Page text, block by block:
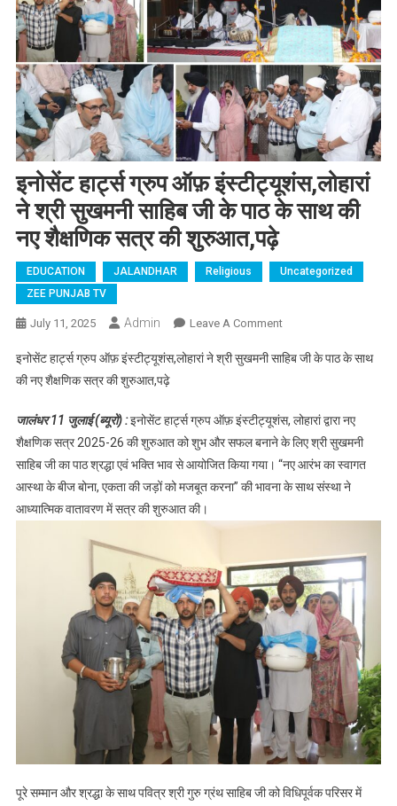
इनोसेंट हार्ट्स ग्रुप ऑफ़ इंस्टीट्यूशंस,लोहारां
ने श्री सुखमनी साहिब जी के पाठ के साथ की
नए शैक्षणिक सत्र की शुरुआत,पढ़े
EDUCATION JALANDHAR Religious
Uncategorized
ZEE PUNJAB TV
July 11, 2025 Admin Leave A CommentOn इनोसेंट हार्ट्स ग्रुप
ने श्री सुखमनी साहिब जी
शुरुआत,पढ़े
इनोसेंट हार्ट्स ग्रुप ऑफ़ इंस्टीट्यूशंस,लोहारां ने श्री सुखमनी साहिब जी के पाठ के साथ
की नए शैक्षणिक सत्र की शुरुआत,पढ़े
जालंधर 11 जुलाई (ब्यूरो) :इनोसेंट हार्ट्स ग्रुप ऑफ़ इंस्टीट्यूशंस, लोहारां द्वारा नए
शैक्षणिक सत्र 2025-26 की शुरुआत को शुभ और सफल बनाने के लिए श्री सुखमनी
साहिब जी का पाठ श्रद्धा एवं भक्ति भाव से आयोजित किया गया। “नए आरंभ का स्वागत
आस्था के बीज बोना, एकता की जड़ों को मजबूत करना” की भावना के साथ संस्था ने
आध्यात्मिक वातावरण में सत्र की शुरुआत की।
पूरे सम्मान और श्रद्धा के साथ पवित्र श्री गुरु ग्रंथ साहिब जी को विधिपूर्वक परिसर में